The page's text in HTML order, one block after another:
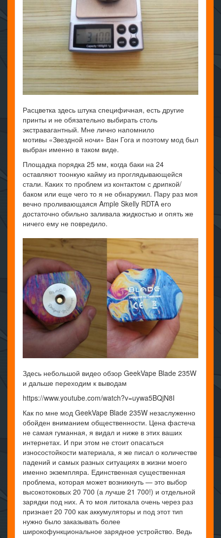
Расцветка здесь штука специфичная, есть другие
принты и не обязательно выбирать столь
экстравагантный. Мне лично напомнило
мотивы «Звездной ночи» Ван Гога и поэтому мод был
выбран именно в таком виде.
Площадка порядка 25 мм, когда баки на 24
оставляют тоонкую кайму из проглядывающейся
стали. Каких то проблем из контактом с дрипкой/
баком или еще чего то я не обнаружил. Пару раз моя
вечно проливающаяся Ample Skelly RDTA его
достаточно обильно заливала жидкостью и опять же
ничего ему не повредило.
Здесь небольшой видео обзор GeekVape Blade 235W
и дальше переходим к выводам
https://www.youtube.com/watch?v=uywa5BQjN8I
Как по мне мод GeekVape Blade 235W незаслуженно
обойден вниманием общественности. Цена фастеча
не самая гуманная, я видал и ниже в этих ваших
интернетах. И при этом не стоит опасаться
износостойкости материала, я же писал о количестве
падений и самых разных ситуациях в жизни моего
именно экземпляра. Единственная существенная
проблема, которая может возникнуть — это выбор
высокотоковых 20 700 (а лучше 21 700!) и отдельной
зарядки под них. А то моя литокала очень через раз
признает 20 700 как аккумуляторы и под этот тип
нужно было заказывать более
широкофункциональное зарядное устройство. Ведь